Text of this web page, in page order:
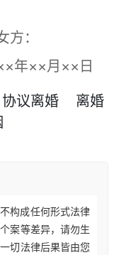
方：
××月××日
协议离婚
离婚
构成任何形式法律
案等差异，请勿生
切法律后果皆由您